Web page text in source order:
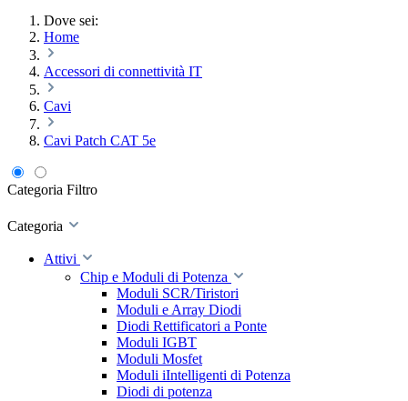
Dove sei:
Home
Accessori di connettività IT
Cavi
Cavi Patch CAT 5e
Categoria Filtro
Categoria
Attivi
Chip e Moduli di Potenza
Moduli SCR/Tiristori
Moduli e Array Diodi
Diodi Rettificatori a Ponte
Moduli IGBT
Moduli Mosfet
Moduli iIntelligenti di Potenza
Diodi di potenza